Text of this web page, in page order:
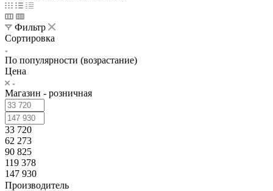
Фильтр
Сортировка
По популярности (возрастание)
Цена
Магазин - розничная
33 720
62 273
90 825
119 378
147 930
Производитель